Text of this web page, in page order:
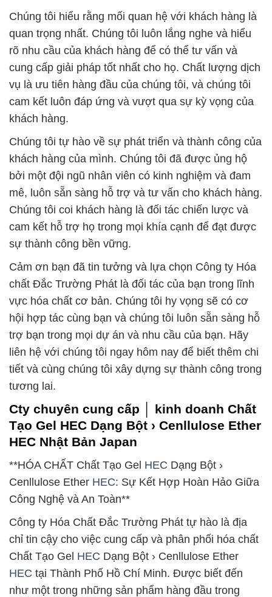
Chúng tôi hiểu rằng mối quan hệ với khách hàng là
quan trọng nhất. Chúng tôi luôn lắng nghe và hiểu
rõ nhu cầu của khách hàng để có thể tư vấn và
cung cấp giải pháp tốt nhất cho họ. Chất lượng dịch
vụ là ưu tiên hàng đầu của chúng tôi, và chúng tôi
cam kết luôn đáp ứng và vượt qua sự kỳ vọng của
khách hàng.
Chúng tôi tự hào về sự phát triển và thành công của
khách hàng của mình. Chúng tôi đã được ủng hộ
bởi một đội ngũ nhân viên có kinh nghiệm và đam
mê, luôn sẵn sàng hỗ trợ và tư vấn cho khách hàng.
Chúng tôi coi khách hàng là đối tác chiến lược và
cam kết hỗ trợ họ trong mọi khía cạnh để đạt được
sự thành công bền vững.
Cảm ơn bạn đã tin tưởng và lựa chọn Công ty Hóa
chất Đắc Trường Phát là đối tác của bạn trong lĩnh
vực hóa chất cơ bản. Chúng tôi hy vọng sẽ có cơ
hội hợp tác cùng bạn và chúng tôi luôn sẵn sàng hỗ
trợ bạn trong mọi dự án và nhu cầu của bạn. Hãy
liên hệ với chúng tôi ngay hôm nay để biết thêm chi
tiết và cùng chúng tôi xây dựng sự thành công trong
tương lai.
Cty chuyên cung cấp │ kinh doanh Chất
Tạo Gel HEC Dạng Bột › Cenllulose Ether
HEC Nhật Bản Japan
**HÓA CHẤT Chất Tạo Gel HEC Dạng Bột ›
Cenllulose Ether HEC: Sự Kết Hợp Hoàn Hảo Giữa
Công Nghệ và An Toàn**
Công ty Hóa Chất Đắc Trường Phát tự hào là địa
chỉ tin cậy cho việc cung cấp và phân phối hóa chất
Chất Tạo Gel HEC Dạng Bột › Cenllulose Ether
HEC tại Thành Phố Hồ Chí Minh. Được biết đến
như một trong những sản phẩm hàng đầu trong